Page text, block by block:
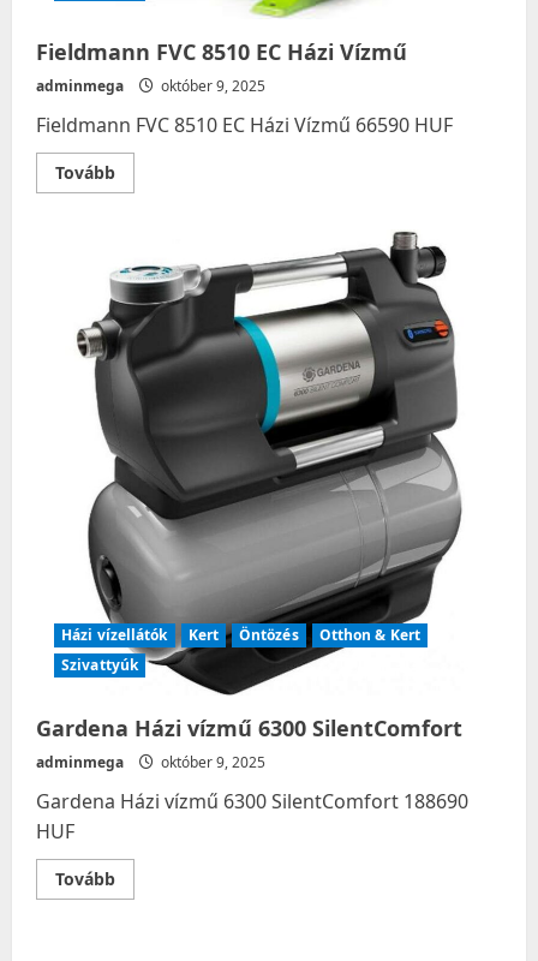
Fieldmann FVC 8510 EC Házi Vízmű
adminmega október 9, 2025
Fieldmann FVC 8510 EC Házi Vízmű 66590 HUF
TovábbRead
more
EC
Házi
Vízmű
Házi vízellátók Kert Öntözés
Otthon & Kert
Szivattyúk
Gardena Házi vízmű 6300 SilentComfort
adminmega október 9, 2025
Gardena Házi vízmű 6300 SilentComfort 188690
HUF
TovábbRead
more